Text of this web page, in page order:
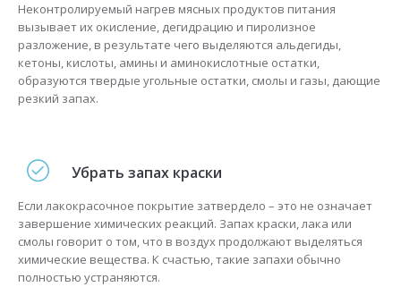
Неконтролируемый нагрев мясных продуктов питания
вызывает их окисление, дегидрацию и пиролизное
разложение, в результате чего выделяются альдегиды,
кетоны, кислоты, амины и аминокислотные остатки,
образуются твердые угольные остатки, смолы и газы, дающие
резкий запах.
Убрать запах краски
Если лакокрасочное покрытие затвердело – это не означает
завершение химических реакций. Запах краски, лака или
смолы говорит о том, что в воздух продолжают выделяться
химические вещества. К счастью, такие запахи обычно
полностью устраняются.